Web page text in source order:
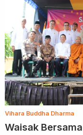
Vihara Buddha Dharma
Waisak